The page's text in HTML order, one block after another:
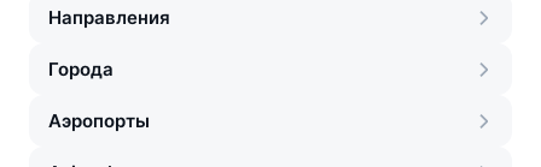
Направления
Города
Аэропорты